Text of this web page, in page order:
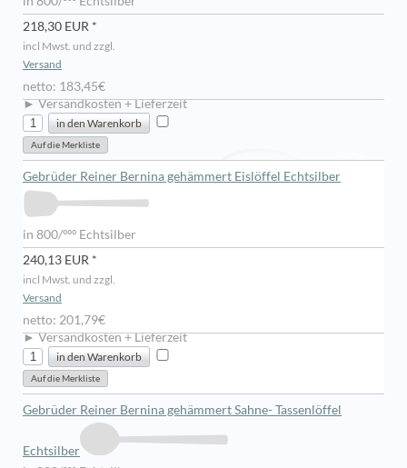
218,30 EUR *
incl Mwst. und zzgl.
Versand
netto: 183,45€
► Versandkosten + Lieferzeit
Gebrüder Reiner Bernina gehämmert Eislöffel Echtsilber
in 800/ººº Echtsilber
240,13 EUR *
incl Mwst. und zzgl.
Versand
netto: 201,79€
► Versandkosten + Lieferzeit
Gebrüder Reiner Bernina gehämmert Sahne- Tassenlöffel
Echtsilber